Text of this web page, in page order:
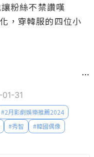
粉絲不禁讚嘆
，穿韓服的四位小
31
#2月影劇娛樂推薦2024
#秀智 #韓國偶像